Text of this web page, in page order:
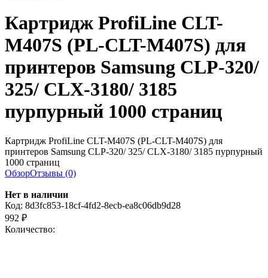
Картридж ProfiLine CLT-
M407S (PL-CLT-M407S) для
принтеров Samsung CLP-320/
325/ CLX-3180/ 3185
пурпурный 1000 страниц
Картридж ProfiLine CLT-M407S (PL-CLT-M407S) для
принтеров Samsung CLP-320/ 325/ CLX-3180/ 3185 пурпурный
1000 страниц
ОбзорОтзывы (0)
Нет в наличии
Код: 8d3fc853-18cf-4fd2-8ecb-ea8c06db9d28
992 ₽
Количество: